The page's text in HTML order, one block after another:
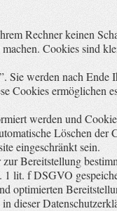
Rechner keinen
Cookies sind
Sie werden nach Ende
Cookies ermöglichen
werden und
Löschen der
eingeschränkt sein.
Bereitstellung
lit. f DSGVO
optimierten
dieser